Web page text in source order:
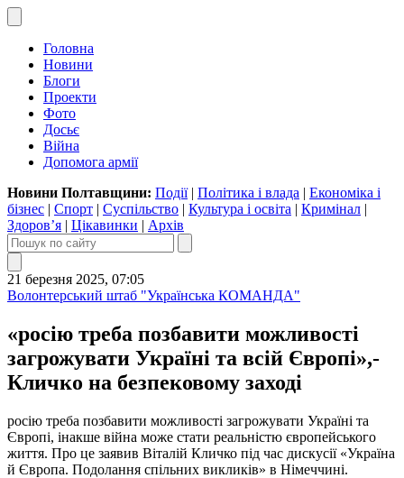
Головна
Новини
Блоги
Проекти
Фото
Досьє
Війна
Допомога армії
Новини Полтавщини: Події| Політика і влада | Економіка і
бізнес | Спорт | Суспільство | Культура і освіта | Кримінал |
Здоров’я | Цікавинки | Архів
21 березня 2025, 07:05
Волонтерський штаб "Українська КОМАНДА"
«росію треба позбавити можливості
загрожувати Україні та всій Європі»,-
Кличко на безпековому заході
росію треба позбавити можливості загрожувати Україні та
Європі, інакше війна може стати реальністю європейського
життя. Про це заявив Віталій Кличко під час дискусії «Україна
й Європа. Подолання спільних викликів» в Німеччині.